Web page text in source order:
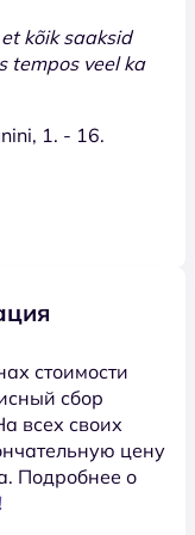
et kõik saaksid
tempos veel ka
1. - 16.
стоимости
сбор
всех своих
цену
Подробнее о